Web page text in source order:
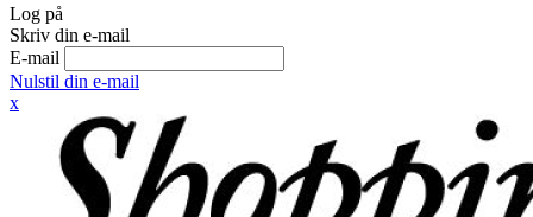
Log på
Skriv din e-mail
E-mail
Nulstil din e-mail
x